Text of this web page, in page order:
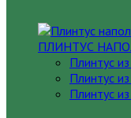
ПЛИНТУС
Плинтус
Плинтус
Плинтус